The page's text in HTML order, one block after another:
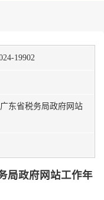
19902
东省税务局政府网站
局政府网站工作年